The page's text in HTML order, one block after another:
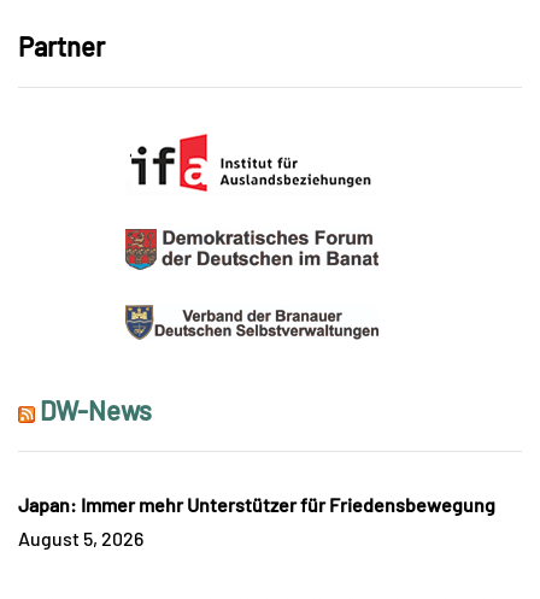
Partner
DW-News
Japan: Immer mehr Unterstützer für Friedensbewegung
August 5, 2026